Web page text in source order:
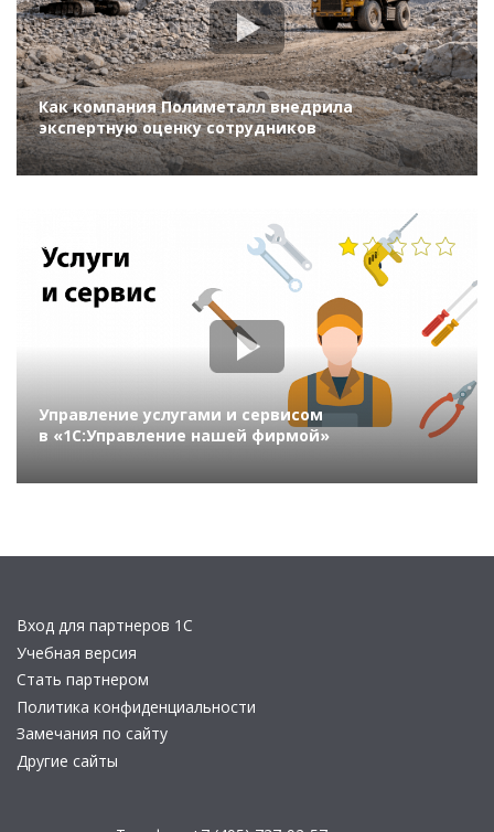
Как компания Полиметалл внедрила
экспертную оценку сотрудников
Управление услугами и сервисом
в «1С:Управление нашей фирмой»
Вход для партнеров 1С
Учебная версия
Стать партнером
Политика конфиденциальности
Замечания по сайту
Другие сайты